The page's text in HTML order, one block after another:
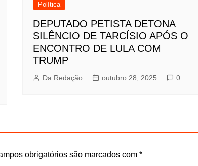
Política
DEPUTADO PETISTA DETONA
SILÊNCIO DE TARCÍSIO APÓS O
ENCONTRO DE LULA COM
TRUMP
Da Redação outubro 28, 2025 0
obrigatórios são marcados com *